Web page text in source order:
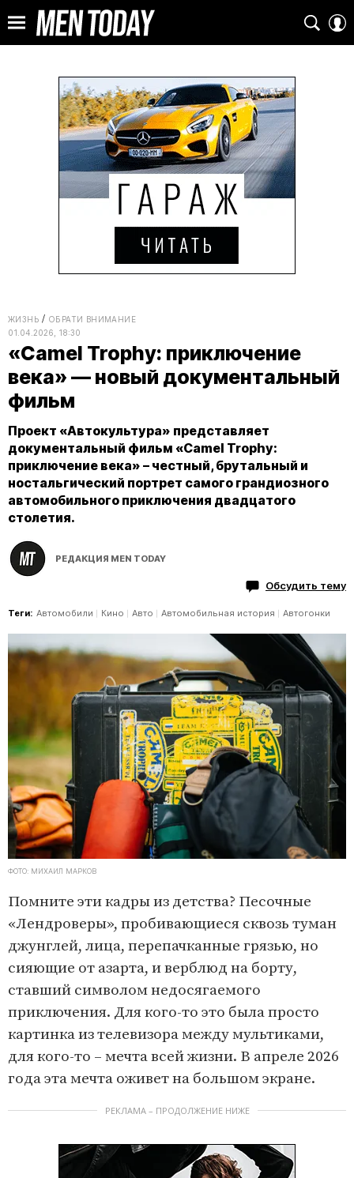
ЖИЗНЬ
ОБРАТИ ВНИМАНИЕ
01.04.2026, 18:30
«Camel Trophy: приключение
века» — новый документальный
фильм
Проект «Автокультура» представляет
документальный фильм «Camel Trophy:
приключение века» – честный, брутальный и
ностальгический портрет самого грандиозного
автомобильного приключения двадцатого
столетия.
РЕДАКЦИЯ MEN TODAY
Обсудить тему
Теги: Автомобили Кино Авто Автомобильная история Автогонки
ФОТО: МИХАИЛ МАРКОВ
Помните эти кадры из детства? Песочные
«Лендроверы», пробивающиеся сквозь туман
джунглей, лица, перепачканные грязью, но
сияющие от азарта, и верблюд на борту,
ставший символом недосягаемого
приключения. Для кого-то это была просто
картинка из телевизора между мультиками,
для кого-то – мечта всей жизни. В апреле 2026
года эта мечта оживет на большом экране.
РЕКЛАМА – ПРОДОЛЖЕНИЕ НИЖЕ